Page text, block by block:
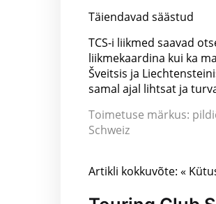
Täiendavad säästud
TCS-i liikmed saavad
liikmekaardina kui ka
Šveitsis ja
samal ajal lihtsat ja
Toimetuse märkus:
Schweiz
Artikli kokkuvõte: «